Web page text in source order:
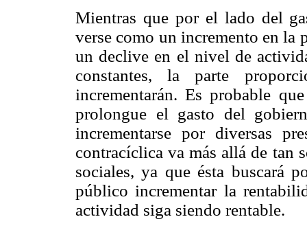
Mientras que por el lado del
verse como un incremento en la
un declive en el nivel de
constantes, la parte
incrementarán. Es probable
prolongue el gasto del
incrementarse por diversas
contracíclica va más allá de tan
sociales, ya que ésta buscará
público incrementar la
actividad siga siendo rentable.